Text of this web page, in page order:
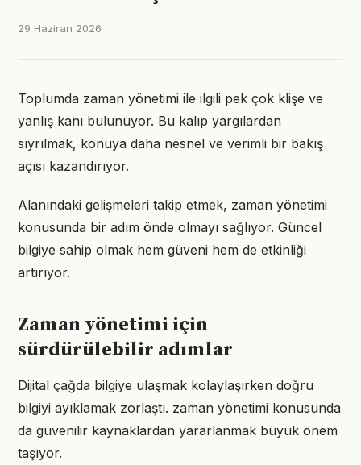
29 Haziran 2026
Toplumda zaman yönetimi ile ilgili pek çok klişe ve
yanlış kanı bulunuyor. Bu kalıp yargılardan
sıyrılmak, konuya daha nesnel ve verimli bir bakış
açısı kazandırıyor.
Alanındaki gelişmeleri takip etmek, zaman yönetimi
konusunda bir adım önde olmayı sağlıyor. Güncel
bilgiye sahip olmak hem güveni hem de etkinliği
artırıyor.
Zaman yönetimi için
sürdürülebilir adımlar
Dijital çağda bilgiye ulaşmak kolaylaşırken doğru
bilgiyi ayıklamak zorlaştı. zaman yönetimi konusunda
da güvenilir kaynaklardan yararlanmak büyük önem
taşıyor.